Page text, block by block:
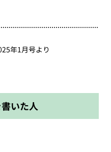
年1月号より
いた人